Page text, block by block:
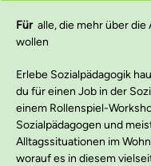
Für alle, die mehr über
wollen
Erlebe Sozialpädagogik
du für einen Job in der
einem Rollenspiel-
Sozialpädagogen und
Alltagssituationen im
worauf es in diesem